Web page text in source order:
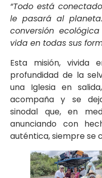
“Todo está
le pasará al
conversión
vida en todas sus
Esta misión,
profundidad de la
una Iglesia en
acompaña y se
sinodal que, en
anunciando con
auténtica, siempre se